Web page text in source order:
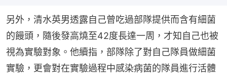
另外，清水英男透露自己曾吃過部隊提供而含有細菌
的饅頭，隨後發高燒至42度長達一周，才知自己也被
視為實驗對象。他續指，部隊除了對自己隊員做細菌
實驗，更會對在實驗過程中感染病菌的隊員進行活體